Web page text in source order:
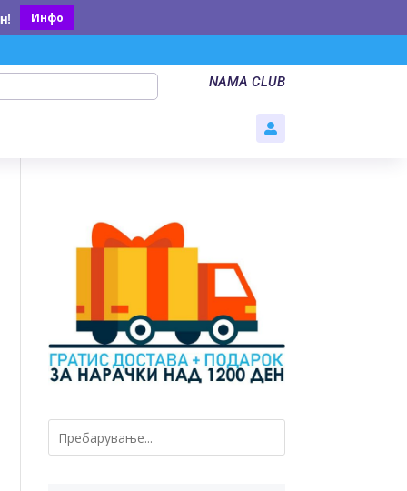
! Инфо
NAMA CLUB
